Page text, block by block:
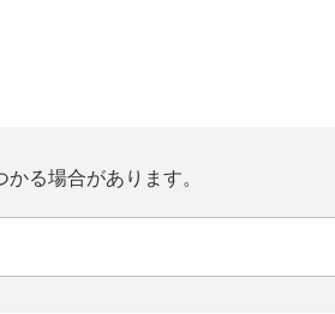
る場合があります。